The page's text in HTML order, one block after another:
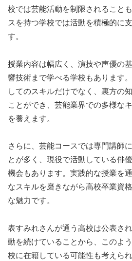
校では芸能活動を制限されること
スを持つ学校では活動を積極的に
す。
授業内容は幅広く、演技や声優の
響技術まで学べる学校もあります
してのスキルだけでなく、裏方の
ことができ、芸能業界での多様な
を養えます。
さらに、芸能コースでは専門講師
とが多く、現役で活動している俳
機会もあります。実践的な授業を
なスキルを磨きながら高校卒業資
な魅力です。
表すみれさんが通う高校は公表さ
動を続けていることから、このよ
校に在籍している可能性も考えら